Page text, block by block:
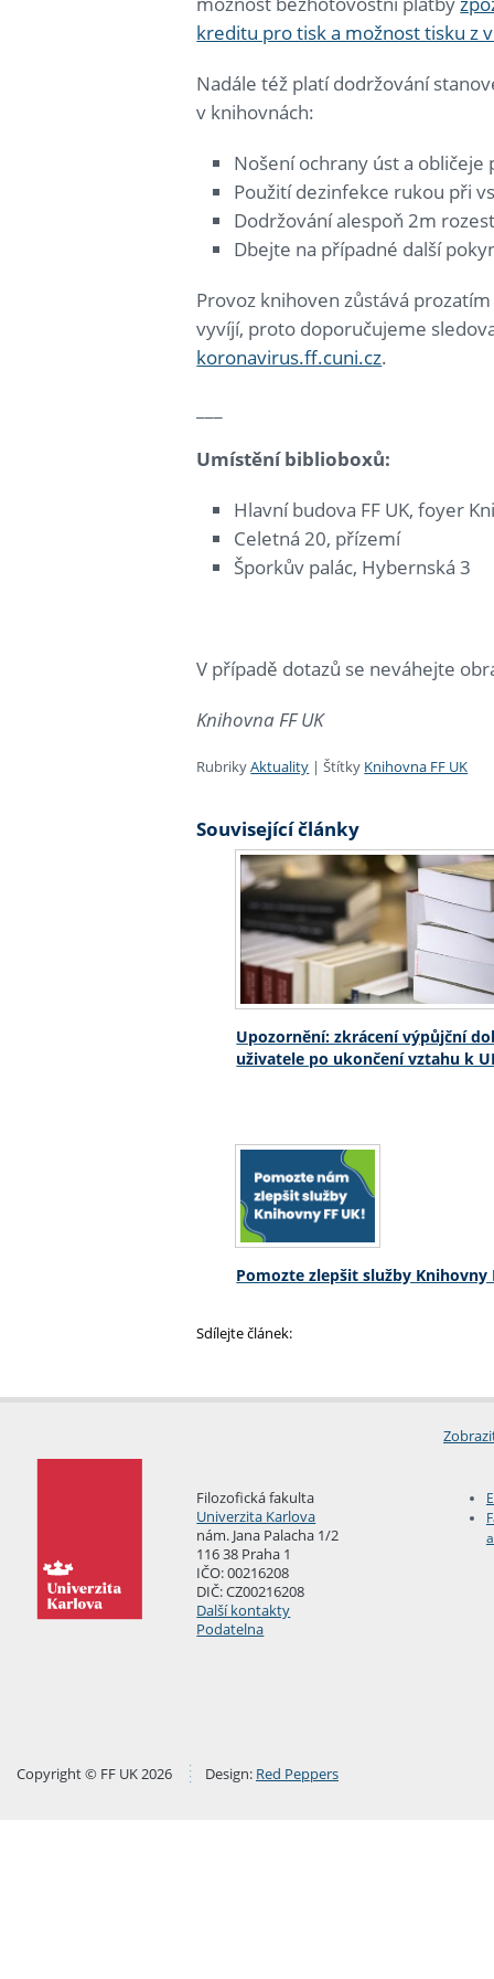
kreditu pro tisk a možnost tisku z
Nadále též platí dodržování
v knihovnách:
Nošení ochrany úst a
Použití dezinfekce rukou při
Dodržování alespoň 2m
Dbejte na případné další
Provoz knihoven zůstává
vyvíjí, proto doporučujeme
koronavirus.ff.cuni.cz.
Umístění biblioboxů:
Hlavní budova FF UK, foyer
Celetná 20, přízemí
Šporkův palác, Hybernská 3
V případě dotazů se neváhejte
Knihovna FF UK
RubrikyAktuality |Štítky Knihovna FF UK
Související články
Upozornění: zkrácení výpůjční
uživatele po ukončení vztahu k
Pomozte zlepšit služby Knihovny
Sdílejte článek:
Filozofická fakulta
Univerzita Karlova
nám. Jana Palacha 1/2
116 38 Praha 1
IČO: 00216208
DIČ: CZ00216208
Další kontakty
Podatelna
Copyright © FF UK 2026 Design: Red Peppers